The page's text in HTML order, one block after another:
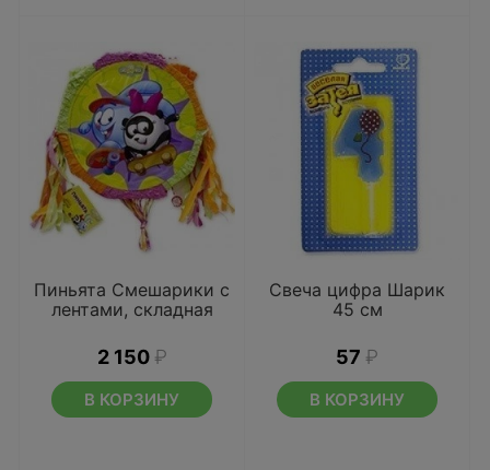
Пиньята Смешарики с
лентами, складная
2 150 ₽
В КОРЗИНУ
Свеча цифра Шарик
45 см
57 ₽
В КОРЗИНУ